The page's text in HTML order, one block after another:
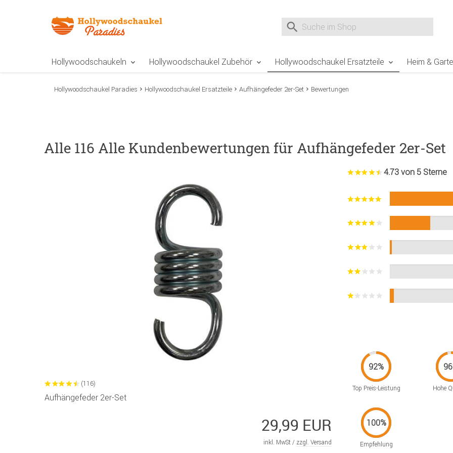
Suche nach
Hollywoodschaukeln Hollywoodschaukel Zubehör Hollywoodschaukel Ersatzteile Heim &
Hollywoodschaukel Paradies Hollywoodschaukel Ersatzteile Aufhängefeder 2er-Set Bewertungen
Alle 116 Alle Kundenbewertungen für Aufhängefeder 2er-Set
(116)
Aufhängefeder 2er-Set
29,99 EUR
inkl. MwSt / zzgl. Versand
4.73 von 5 Sterne
Top Preis-Leistung Hohe
Empfehlung